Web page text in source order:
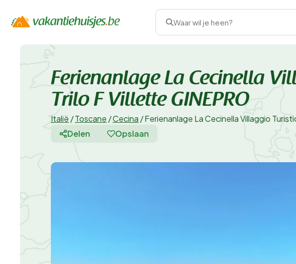
Waar wil je heen?
Ferienanlage La Cecinella
Trilo F Villette GINEPRO
Italië /Toscane /Cecina /Ferienanlage La Cecinella Villaggio
Delen
Opslaan